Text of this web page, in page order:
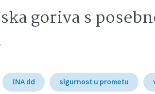
goriva s
INA dd sigurnost u prometu